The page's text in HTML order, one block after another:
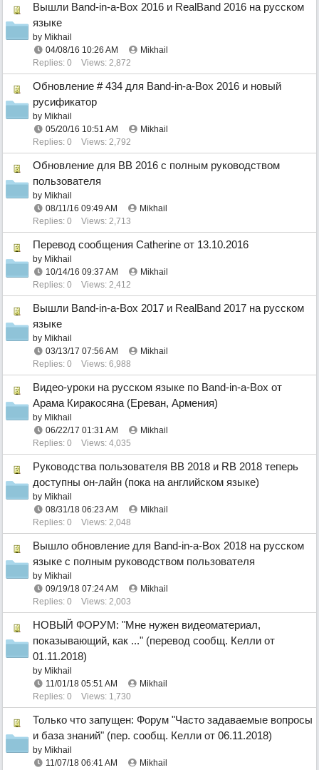
Вышли Band-in-a-Box 2016 и RealBand 2016 на русском
языке
by Mikhail
04/08/16 10:26 AM
Mikhail
Replies: 0
Views: 2,872
Обновление # 434 для Band-in-a-Box 2016 и новый
русификатор
by Mikhail
05/20/16 10:51 AM
Mikhail
Replies: 0
Views: 2,792
Обновление для BB 2016 с полным руководством
пользователя
by Mikhail
08/11/16 09:49 AM
Mikhail
Replies: 0
Views: 2,713
Перевод сообщения Catherine от 13.10.2016
by Mikhail
10/14/16 09:37 AM
Mikhail
Replies: 0
Views: 2,412
Вышли Band-in-a-Box 2017 и RealBand 2017 на русском
языке
by Mikhail
03/13/17 07:56 AM
Mikhail
Replies: 0
Views: 6,988
Видео-уроки на русском языке по Band-in-a-Box от
Арама Киракосяна (Ереван, Армения)
by Mikhail
06/22/17 01:31 AM
Mikhail
Replies: 0
Views: 4,035
Руководства пользователя BB 2018 и RB 2018 теперь
доступны он-лайн (пока на английском языке)
by Mikhail
08/31/18 06:23 AM
Mikhail
Replies: 0
Views: 2,048
Вышло обновление для Band-in-a-Box 2018 на русском
языке с полным руководством пользователя
by Mikhail
09/19/18 07:24 AM
Mikhail
Replies: 0
Views: 2,003
НОВЫЙ ФОРУМ: "Мне нужен видеоматериал,
показывающий, как ..." (перевод сообщ. Келли от
01.11.2018)
by Mikhail
11/01/18 05:51 AM
Mikhail
Replies: 0
Views: 1,730
Только что запущен: Форум "Часто задаваемые вопросы
и база знаний" (пер. сообщ. Келли от 06.11.2018)
by Mikhail
11/07/18 06:41 AM
Mikhail